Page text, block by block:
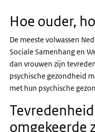
Hoe ouder,
De meeste volwassen
Sociale Samenhang en
dan vrouwen zijn
psychische gezondheid
met hun psychische
omgekeerde